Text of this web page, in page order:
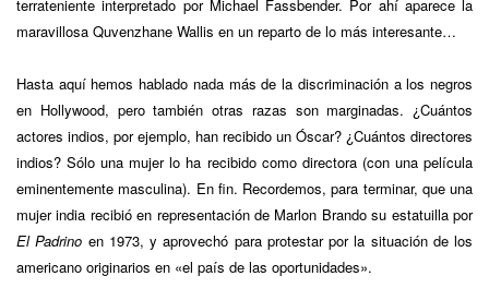
terrateniente interpretado por Michael Fassbender. Por ahí aparece la
maravillosa Quvenzhane Wallis en un reparto de lo más interesante…
Hasta aquí hemos hablado nada más de la discriminación a los negros
en Hollywood, pero también otras razas son marginadas. ¿Cuántos
actores indios, por ejemplo, han recibido un Óscar? ¿Cuántos directores
indios? Sólo una mujer lo ha recibido como directora (con una película
eminentemente masculina). En fin. Recordemos, para terminar, que una
mujer india recibió en representación de Marlon Brando su estatuilla por
El Padrino en 1973, y aprovechó para protestar por la situación de los
americano originarios en «el país de las oportunidades».